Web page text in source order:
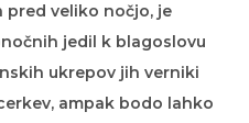
pred veliko nočjo, je
jedil k blagoslovu
ukrepov jih verniki
ampak bodo lahko